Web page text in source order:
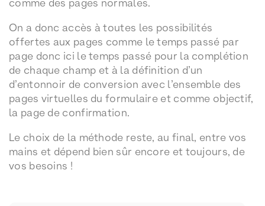
comme des pages normales.
On a donc accès à toutes les possibilités
offertes aux pages comme le temps passé par
page donc ici le temps passé pour la complétion
de chaque champ et à la définition d’un
d’entonnoir de conversion avec l’ensemble des
pages virtuelles du formulaire et comme objectif,
la page de confirmation.
Le choix de la méthode reste, au final, entre vos
mains et dépend bien sûr encore et toujours, de
vos besoins !